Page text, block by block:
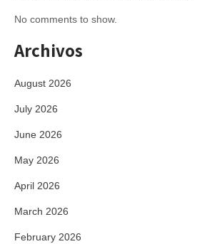
No comments to show.
Archivos
August 2026
July 2026
June 2026
May 2026
April 2026
March 2026
February 2026